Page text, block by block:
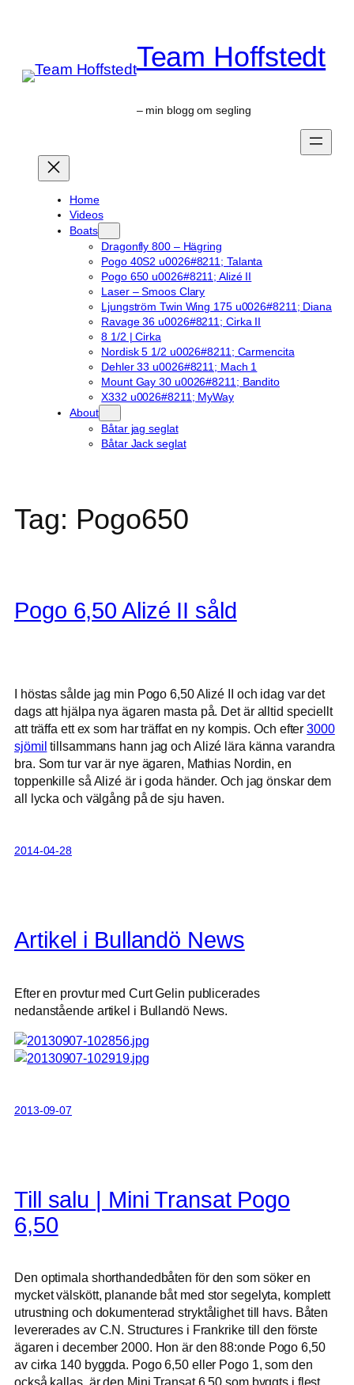
Team Hoffstedt
– min blogg om segling
Home
Videos
Boats
Dragonfly 800 – Hägring
Pogo 40S2 u0026#8211; Talanta
Pogo 650 u0026#8211; Alizé II
Laser – Smoos Clary
Ljungström Twin Wing 175 u0026#8211; Diana
Ravage 36 u0026#8211; Cirka II
8 1/2 | Cirka
Nordisk 5 1/2 u0026#8211; Carmencita
Dehler 33 u0026#8211; Mach 1
Mount Gay 30 u0026#8211; Bandito
X332 u0026#8211; MyWay
About
Båtar jag seglat
Båtar Jack seglat
Tag: Pogo650
Pogo 6,50 Alizé II såld
I höstas sålde jag min Pogo 6,50 Alizé II och idag var det
dags att hjälpa nya ägaren masta på. Det är alltid speciellt
att träffa ett ex som har träffat en ny kompis. Och efter3000
sjömil tillsammans hann jag och Alizé lära känna varandra
bra. Som tur var är nye ägaren, Mathias Nordin, en
toppenkille så Alizé är i goda händer. Och jag önskar dem
all lycka och välgång på de sju haven.
2014-04-28
Artikel i Bullandö News
Efter en provtur med Curt Gelin publicerades
nedanstående artikel i Bullandö News.
2013-09-07
Till salu | Mini Transat Pogo
6,50
Den optimala shorthandedbåten för den som söker en
mycket välskött, planande båt med stor segelyta, komplett
utrustning och dokumenterad stryktålighet till havs. Båten
levererades av C.N. Structures i Frankrike till den förste
ägaren i december 2000. Hon är den 88:onde Pogo 6,50
av cirka 140 byggda. Pogo 6,50 eller Pogo 1, som den